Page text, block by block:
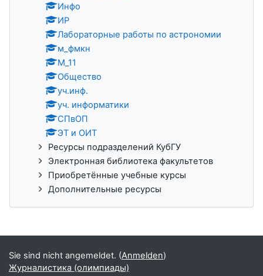
Инфо
ИР
Лабораторные работы по астрономии
м_фмкн
М_11
Общество
уч.инф.
уч. информатики
СПвОП
ЭТ и ОИТ
Ресурсы подразделений КубГУ
Электронная библиотека факультетов
Приобретённые учебные курсы
Дополнительные ресурсы
Sie sind nicht angemeldet. (Anmelden)
Журналистика (олимпиады)